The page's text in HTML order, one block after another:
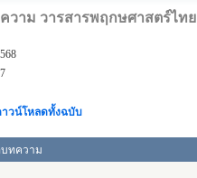
วาม วารสารพฤกษศาสตร์ไทย
วน์โหลดทั้งฉบับ
ทความ